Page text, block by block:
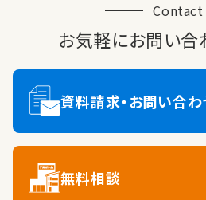
Contact
お気軽にお問い合
資料請求・お問い合わ
無料相談